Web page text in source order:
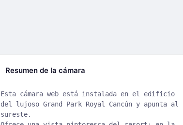
Resumen de la cámara
Esta cámara web está instalada en el edificio
del lujoso Grand Park Royal Cancún y apunta al
sureste.